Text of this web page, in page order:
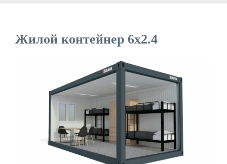
Жилой контейнер 6х2.4